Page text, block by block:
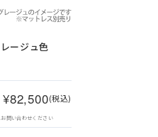
ージュ色
¥82,500(税込)
問い合わせください